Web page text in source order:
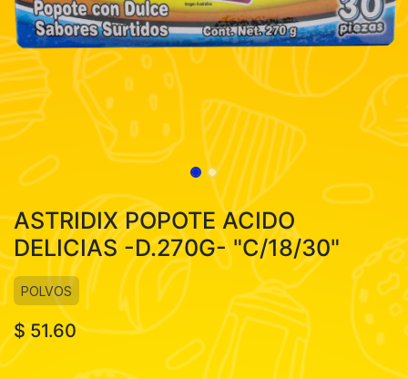
ASTRIDIX POPOTE ACIDO
DELICIAS -D.270G- "C/18/30"
POLVOS
$51.60